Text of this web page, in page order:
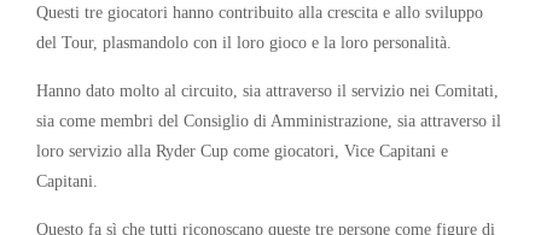
Questi tre giocatori hanno contribuito alla crescita e allo sviluppo
del Tour, plasmandolo con il loro gioco e la loro personalità.
Hanno dato molto al circuito, sia attraverso il servizio nei Comitati,
sia come membri del Consiglio di Amministrazione, sia attraverso il
loro servizio alla Ryder Cup come giocatori, Vice Capitani e
Capitani.
Questo fa sì che tutti riconoscano queste tre persone come figure di